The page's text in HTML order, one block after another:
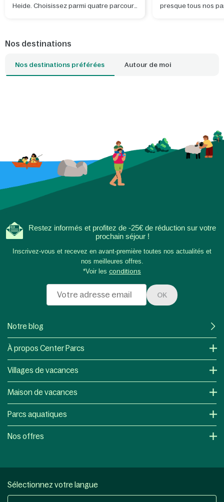
Heide. Choisissez parmi quatre parcours
presque tous nos
Nos destinations
Nos destinations préférées Autour de moi
Restez informés et profitez de -25€ de réduction sur votre
prochain séjour !
Inscrivez-vous et recevez en avant-première toutes nos actualités et
nos meilleures offres.
*Voir les conditions
OK
Notre blog
À propos Center Parcs
Villages de vacances
Maison de vacances
Parcs aquatiques
Nos offres
Sélectionnez votre langue